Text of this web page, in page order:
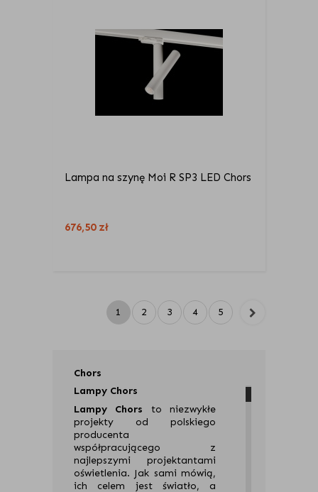
Lampa na szynę Moi R SP3 LED Chors
676,50 zł
1 2 3 4 5
Chors
Lampy Chors
Lampy Chors to niezwykłe
projekty od polskiego
producenta
współpracującego z
najlepszymi projektantami
oświetlenia. Jak sami mówią,
ich celem jest światło, a